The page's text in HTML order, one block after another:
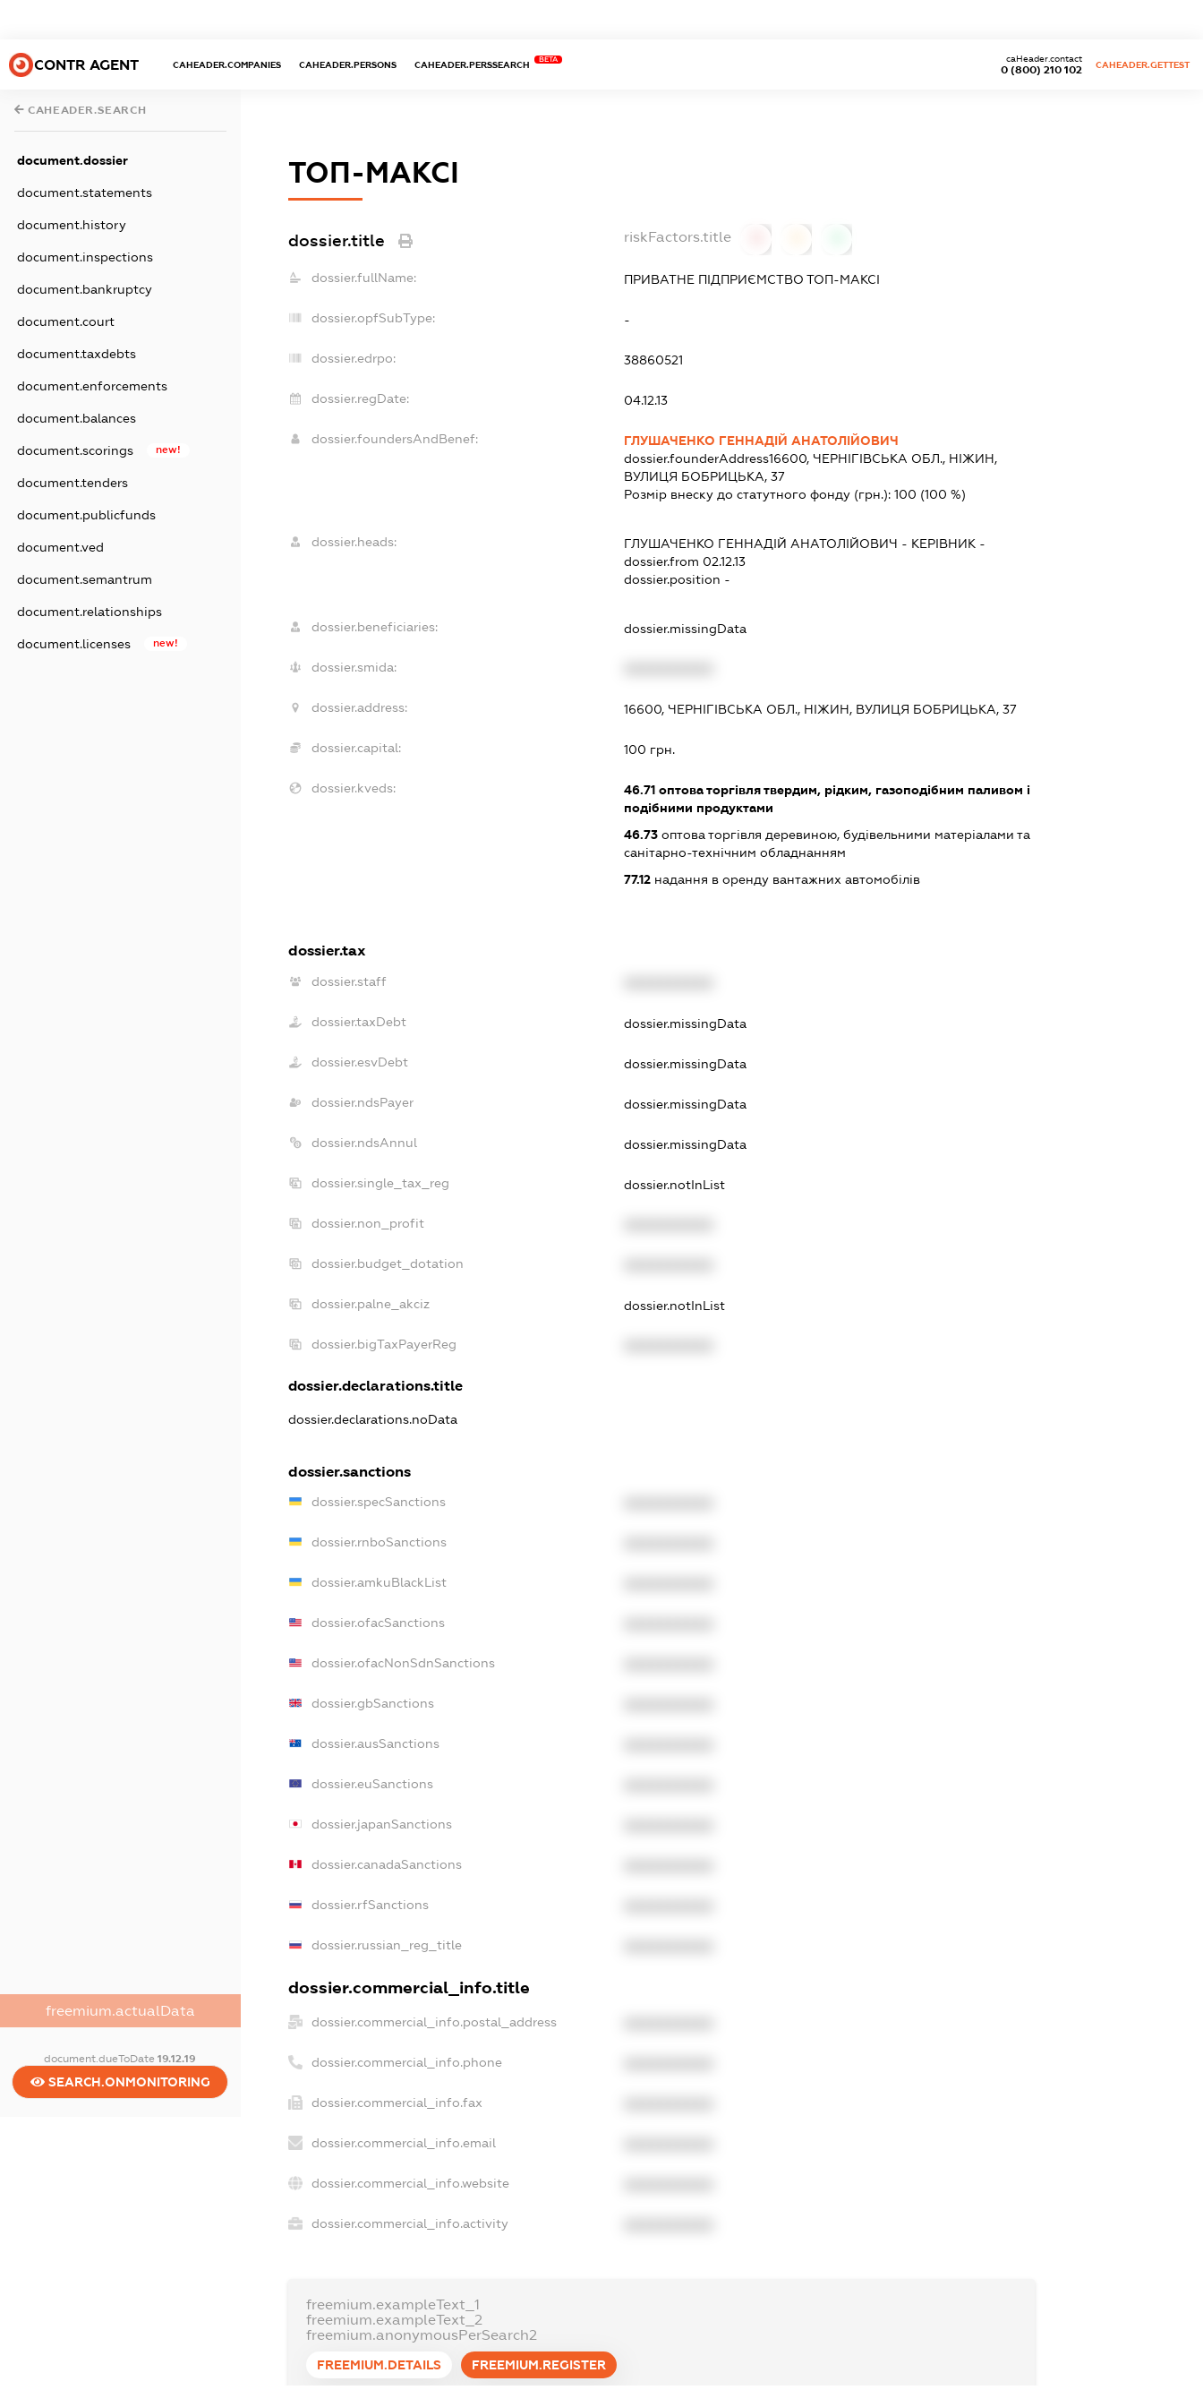
CONTR AGENT CAHEADER.COMPANIES CAHEADER.PERSONS CAHEADER.PERSSEARCH
BETA
0 (800) 210 102
caHeader.contact
CAHEADER.GETTEST
CAHEADER.SEARCH
document.dossier
document.statements
document.history
document.inspections
document.bankruptcy
document.court
document.taxdebts
document.enforcements
document.balances
document.scorings new!
document.tenders
document.publicfunds
document.ved
document.semantrum
document.relationships
document.licenses new!
freemium.actualData
document.dueToDate19.12.19
SEARCH.ONMONITORING
ТОП-МАКСІ
dossier.title riskFactors.title
dossier.fullName: ПРИВАТНЕ ПІДПРИЄМСТВОТОП-МАКСІ
dossier.opfSubType: -
dossier.edrpo: 38860521
dossier.regDate: 04.12.13
dossier.foundersAndBenef:
ГЛУШАЧЕНКО ГЕННАДІЙ АНАТОЛІЙОВИЧ
dossier.founderAddress16600, ЧЕРНІГІВСЬКА ОБЛ., НІЖИН,
ВУЛИЦЯ БОБРИЦЬКА, 37
Розмір внеску до статутного фонду (грн.):100 (100 %)
dossier.heads: ГЛУШАЧЕНКО ГЕННАДІЙ АНАТОЛІЙОВИЧ - КЕРІВНИК -
dossier.from 02.12.13
dossier.position -
dossier.beneficiaries: dossier.missingData
dossier.smida:
dossier.address: 16600, ЧЕРНІГІВСЬКА ОБЛ., НІЖИН, ВУЛИЦЯ БОБРИЦЬКА, 37
dossier.capital: 100 грн.
dossier.kveds: 46.71 оптова торгівля твердим, рідким, газоподібним паливом і
подібними продуктами
46.73 оптова торгівля деревиною, будівельними матеріалами та
санітарно-технічним обладнанням
77.12 надання в оренду вантажних автомобілів
dossier.tax
dossier.staff
dossier.taxDebt dossier.missingData
dossier.esvDebt dossier.missingData
dossier.ndsPayer dossier.missingData
dossier.ndsAnnul dossier.missingData
dossier.single_tax_reg dossier.notInList
dossier.non_profit
dossier.budget_dotation
dossier.palne_akciz dossier.notInList
dossier.bigTaxPayerReg
dossier.declarations.title
dossier.declarations.noData
dossier.sanctions
dossier.specSanctions
dossier.rnboSanctions
dossier.amkuBlackList
dossier.ofacSanctions
dossier.ofacNonSdnSanctions
dossier.gbSanctions
dossier.ausSanctions
dossier.euSanctions
dossier.japanSanctions
dossier.canadaSanctions
dossier.rfSanctions
dossier.russian_reg_title
dossier.commercial_info.title
dossier.commercial_info.postal_address
dossier.commercial_info.phone
dossier.commercial_info.fax
dossier.commercial_info.email
dossier.commercial_info.website
dossier.commercial_info.activity
freemium.exampleText_1
freemium.exampleText_2
freemium.anonymousPerSearch2
FREEMIUM.DETAILS FREEMIUM.REGISTER